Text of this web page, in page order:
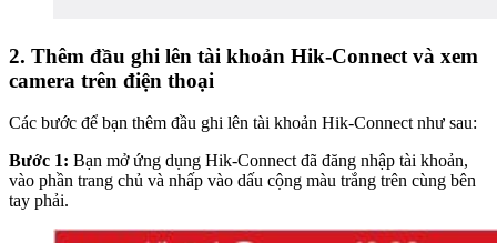
2. Thêm đầu ghi lên tài khoản Hik-Connect và xem
camera trên điện thoại
Các bước để bạn thêm đầu ghi lên tài khoản Hik-Connect như sau:
Bước 1: Bạn mở ứng dụng Hik-Connect đã đăng nhập tài khoản,
vào phần trang chủ và nhấp vào dấu cộng màu trắng trên cùng bên
tay phải.